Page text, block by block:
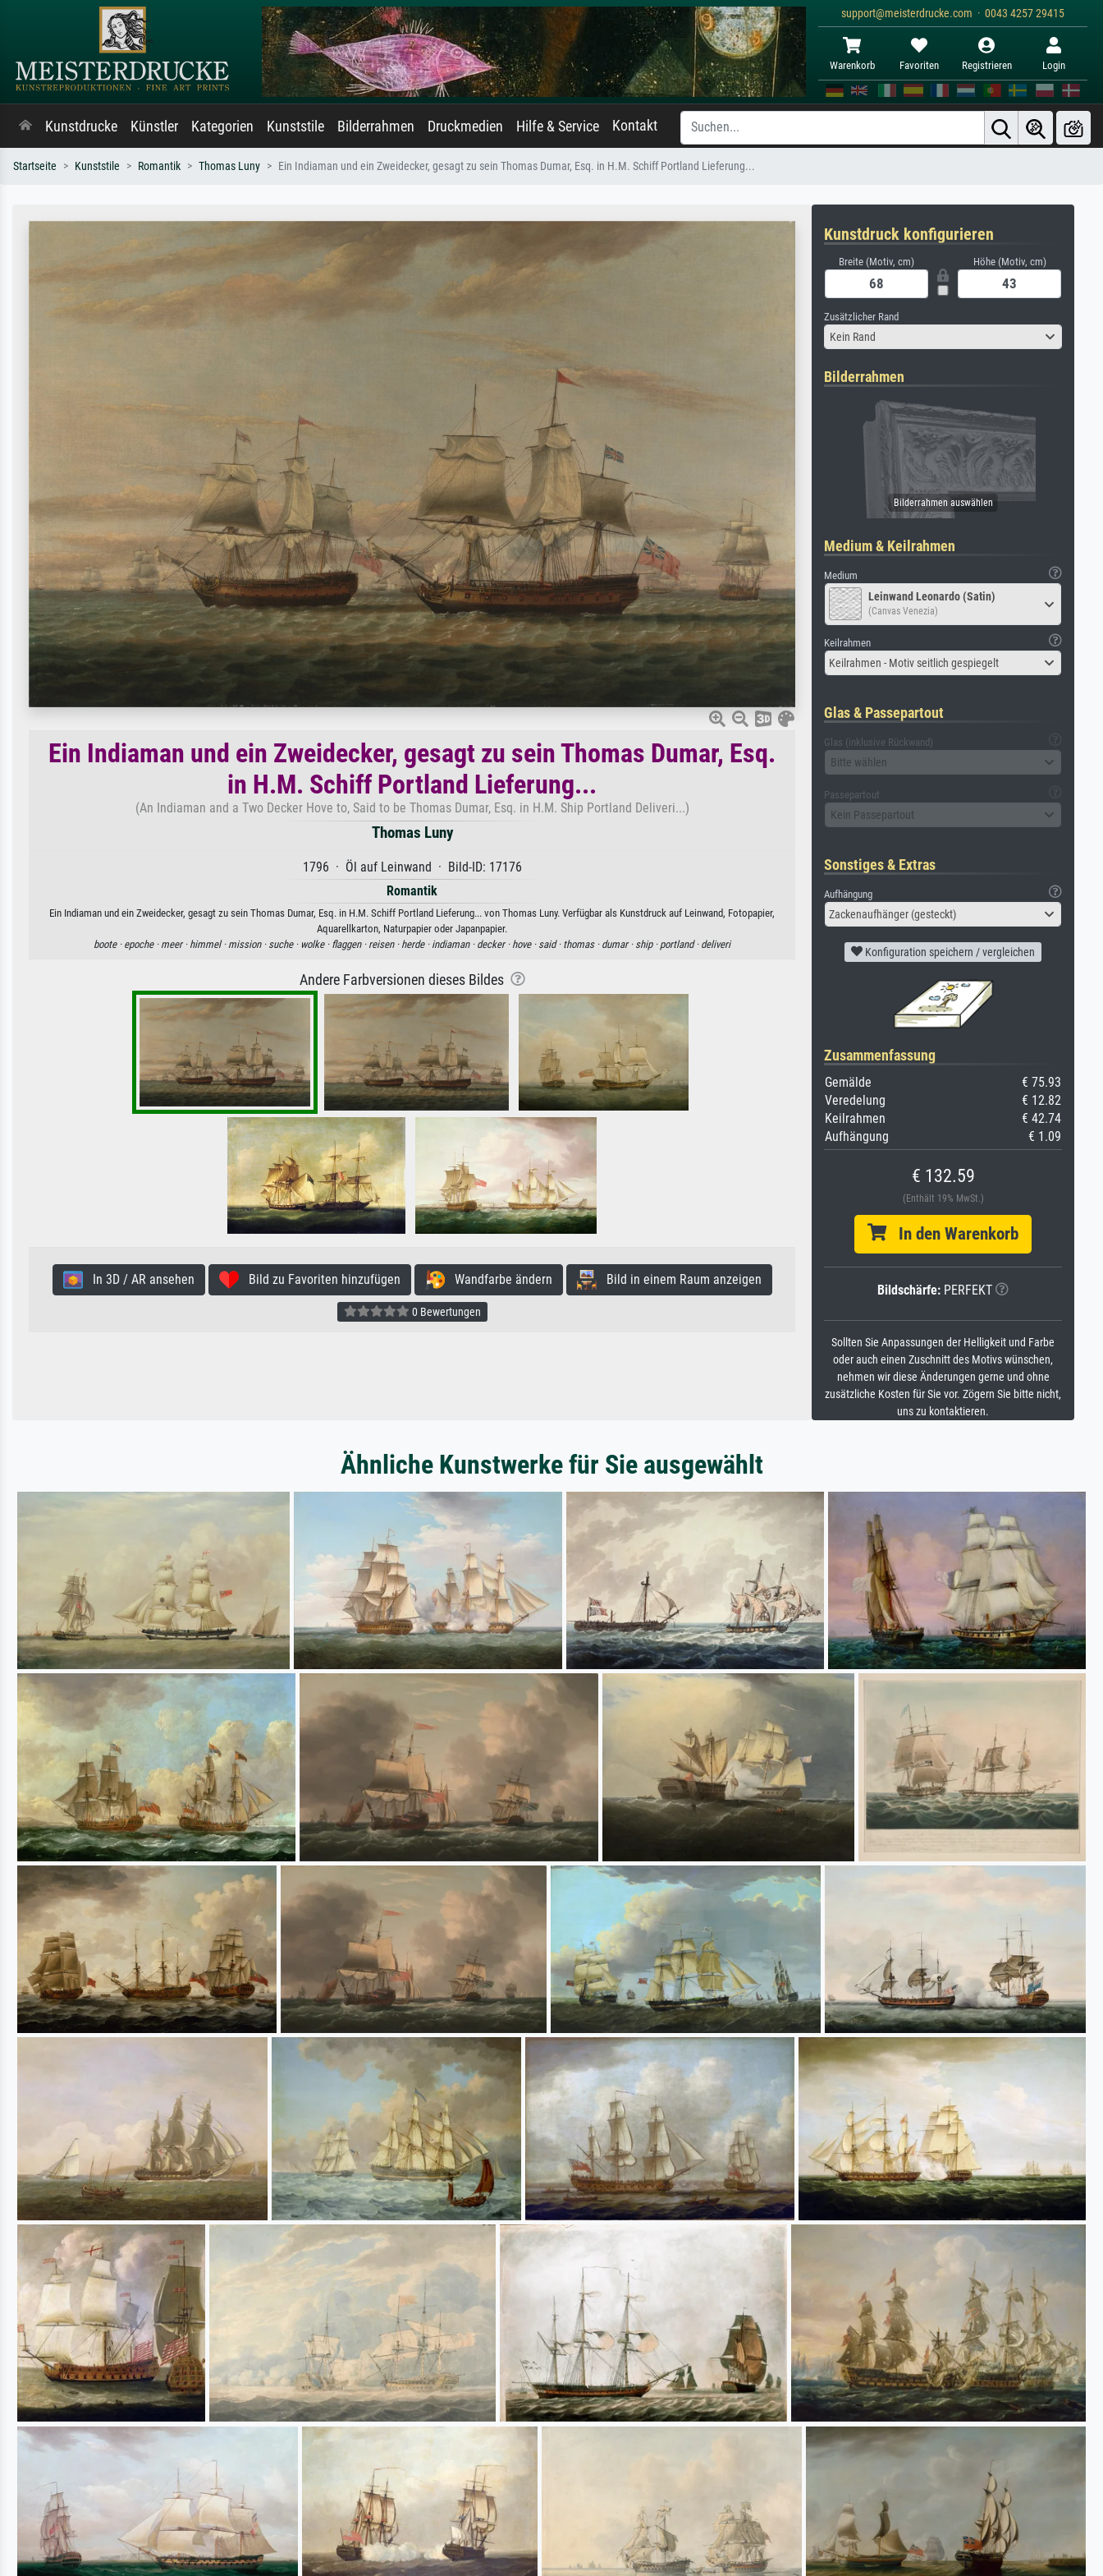
support@meisterdrucke.com · 0043 4257 29415
Warenkorb Favoriten Registrieren Login
Kunstdrucke Künstler Kategorien Kunststile Bilderrahmen Druckmedien Hilfe & Service Kontakt
Startseite Kunststile Romantik Thomas Luny Ein Indiaman und ein Zweidecker, gesagt zu sein Thomas Dumar, Esq. in H.M. Schiff Portland Lieferung...
Ein Indiaman und ein Zweidecker, gesagt zu sein Thomas Dumar, Esq.
in H.M. Schiff Portland Lieferung...
(An Indiaman and a Two Decker Hove to, Said to be Thomas Dumar, Esq. in H.M. Ship Portland Deliveri...)
Thomas Luny
1796 · Öl auf Leinwand · Bild-ID: 17176
Romantik
Ein Indiaman und ein Zweidecker, gesagt zu sein Thomas Dumar, Esq. in H.M. Schiff Portland Lieferung... von Thomas Luny. Verfügbar als Kunstdruck auf Leinwand, Fotopapier,
Aquarellkarton, Naturpapier oder Japanpapier.
boote · epoche · meer · himmel · mission · suche · wolke · flaggen · reisen · herde · indiaman · decker · hove · said · thomas · dumar · ship · portland · deliveri
Andere Farbversionen dieses Bildes
In 3D / AR ansehen Bild zu Favoriten hinzufügen Wandfarbe ändern Bild in einem Raum anzeigen
0 Bewertungen
Kunstdruck konfigurieren
Breite (Motiv, cm) Höhe (Motiv, cm)
Zusätzlicher Rand
Kein Rand
Bilderrahmen
Medium & Keilrahmen
Medium
Leinwand Leonardo (Satin)
(Canvas Venezia)
Keilrahmen
Keilrahmen - Motiv seitlich gespiegelt
Glas & Passepartout
Glas (inklusive Rückwand)
Bitte wählen
Passepartout
Kein Passepartout
Sonstiges & Extras
Aufhängung
Zackenaufhänger (gesteckt)
Konfiguration speichern / vergleichen
Zusammenfassung
Gemälde
€ 75.93
Veredelung
€ 12.82
Keilrahmen
€ 42.74
Aufhängung
€ 1.09
€ 132.59
(Enthält 19% MwSt.)
In den Warenkorb
Bildschärfe: PERFEKT
Sollten Sie Anpassungen der Helligkeit und Farbe
oder auch einen Zuschnitt des Motivs wünschen,
nehmen wir diese Änderungen gerne und ohne
zusätzliche Kosten für Sie vor. Zögern Sie bitte nicht,
uns zu kontaktieren.
Ähnliche Kunstwerke für Sie ausgewählt